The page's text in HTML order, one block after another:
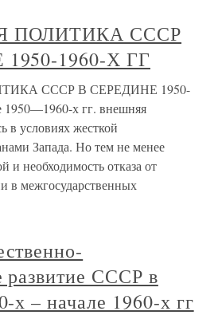
ПОЛИТИКА СССР
1960-Х ГГ
СССР В СЕРЕДИНЕ 1950-
1950—1960-х гг. внешняя
в условиях жесткой
Запада. Но тем не менее
и необходимость отказа от
в межгосударственных
развитие СССР в
х – начале 1960-х гг